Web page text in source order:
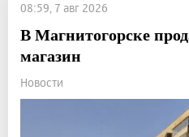
08:59, 7 авг 2026
В Магнитогорске
магазин
Новости